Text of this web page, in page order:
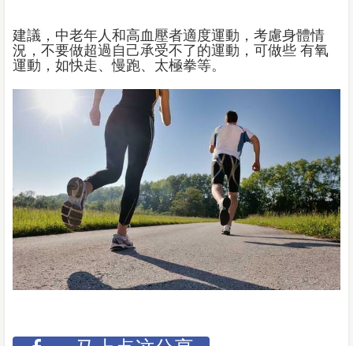
建議，中老年人和高血壓者適度運動，考慮身體情
況，不要做超過自己承受不了的運動，可做些 有氧
運動，如快走、慢跑、太極拳等。